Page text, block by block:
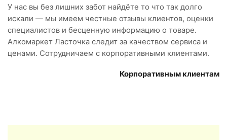
У нас вы без лишних забот найдёте то что так долго
искали — мы имеем честные отзывы клиентов, оценки
специалистов и бесценную информацию о товаре.
Алкомаркет Ласточка следит за качеством сервиса и
ценами. Сотрудничаем с корпоративными клиентами.
Корпоративным клиентам